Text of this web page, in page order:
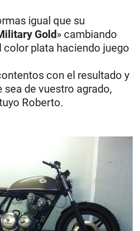
igual que su
Gold » cambiando
color plata haciendo juego
con el resultado y
sea de vuestro agrado,
Roberto.